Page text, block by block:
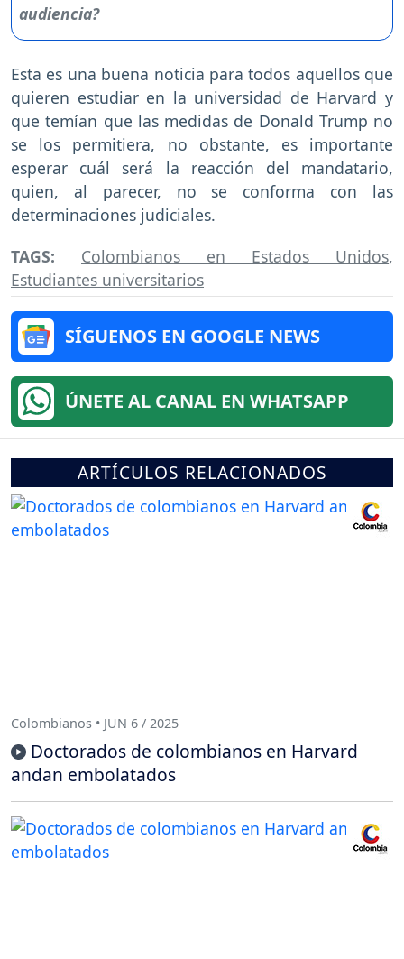
Esta es una buena noticia para todos aquellos que
quieren estudiar en la universidad de Harvard y
que temían que las medidas de Donald Trump no
se los permitiera, no obstante, es importante
esperar cuál será la reacción del mandatario,
quien, al parecer, no se conforma con las
determinaciones judiciales.
TAGS: Colombianos en Estados Unidos,
Estudiantes universitarios
SÍGUENOS EN GOOGLE NEWS
ÚNETE AL CANAL EN WHATSAPP
ARTÍCULOS RELACIONADOS
Colombianos • JUN 6 / 2025
Doctorados de colombianos en Harvard
andan embolatados